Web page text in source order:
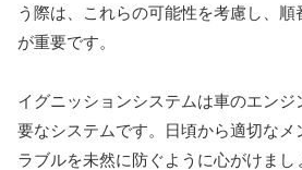
う際は、これらの可能性を考慮し、順
が重要です。
イグニッションシステムは車のエン
要なシステムです。日頃から適切なメ
ラブルを未然に防ぐように心がけまし